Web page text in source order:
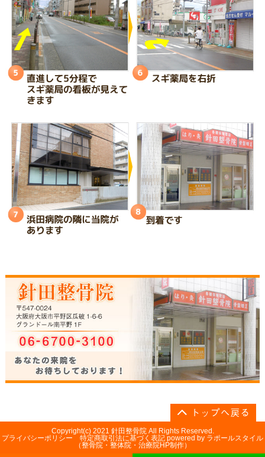
Copyright(c) 2021 針田整骨院 All Rights Reserved.
プライバシーポリシー
特定商取引法に基づく表記 powered by ラポールスタイル
（整骨院・整体院・治療院HP制作）